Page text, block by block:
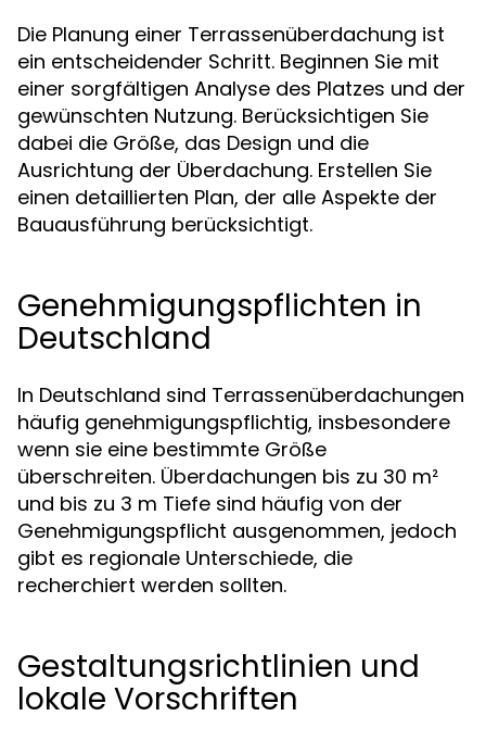
Die Planung einer Terrassenüberdachung ist
ein entscheidender Schritt. Beginnen Sie mit
einer sorgfältigen Analyse des Platzes und der
gewünschten Nutzung. Berücksichtigen Sie
dabei die Größe, das Design und die
Ausrichtung der Überdachung. Erstellen Sie
einen detaillierten Plan, der alle Aspekte der
Bauausführung berücksichtigt.
Genehmigungspflichten in
Deutschland
In Deutschland sind Terrassenüberdachungen
häufig genehmigungspflichtig, insbesondere
wenn sie eine bestimmte Größe
überschreiten. Überdachungen bis zu 30 m²
und bis zu 3 m Tiefe sind häufig von der
Genehmigungspflicht ausgenommen, jedoch
gibt es regionale Unterschiede, die
recherchiert werden sollten.
Gestaltungsrichtlinien und
lokale Vorschriften